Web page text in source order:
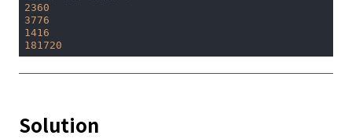
2360
3776
1416
181720
Solution